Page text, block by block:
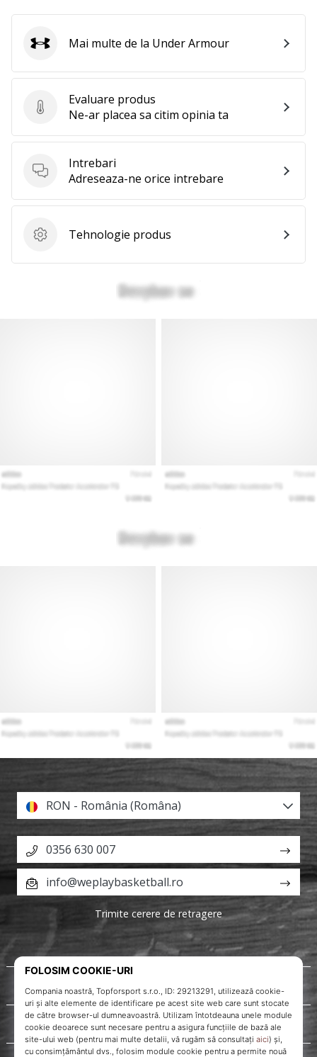
Evaluare produs
Evaluare produs
Ne-ar placea sa citim opinia ta
Intrebari
Intrebari
Adreseaza-ne orice intrebare
Tehnologie produs
Tehnologie produs
Under Armour
Mai multe de la Under Armour
Despre noi
Servicii clienți
RON - România (Româna)
0356 630 007
info@weplaybasketball.ro
Trimite cerere de retragere